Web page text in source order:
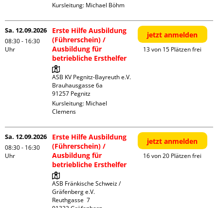
Kursleitung: Michael Böhm
Sa. 12.09.2026
08:30 - 16:30
Uhr
Erste Hilfe Ausbildung
(Führerschein) /
Ausbildung für
betriebliche Ersthelfer
ASB KV Pegnitz-Bayreuth e.V.
Brauhausgasse 6a
Kursleitung: Michael
Clemens
jetzt anmelden
13 von 15 Plätzen frei
Sa. 12.09.2026
08:30 - 16:30
Uhr
Erste Hilfe Ausbildung
(Führerschein) /
Ausbildung für
betriebliche Ersthelfer
ASB Fränkische Schweiz /
Gräfenberg e.V.
Reuthgasse  7
jetzt anmelden
16 von 20 Plätzen frei